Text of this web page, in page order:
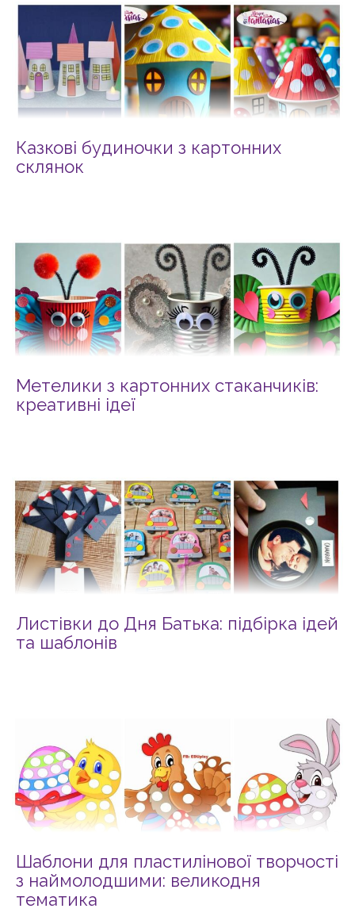
Казкові будиночки з картонних
склянок
Метелики з картонних стаканчиків:
креативні ідеї
Листівки до Дня Батька: підбірка ідей
та шаблонів
Шаблони для пластилінової творчості
з наймолодшими: великодня
тематика